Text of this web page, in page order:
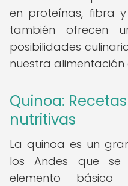
en proteínas, fibra
también ofrecen
posibilidades
nuestra alimentación
Quinoa:
nutritivas
La quinoa es un
los Andes que
elemento básico